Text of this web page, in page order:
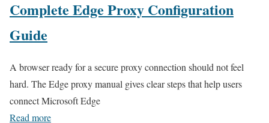
Complete Edge Proxy Configuration
Guide
A browser ready for a secure proxy connection should not feel
hard. The Edge proxy manual gives clear steps that help users
connect Microsoft Edge
Read more